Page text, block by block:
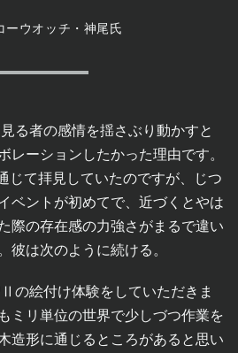
ーウオッチ・神尾氏
る者の感情を揺さぶり動かすと
レーションしたかった理由です。
じて拝見していたのですが、じつ
ベントが初めてで、近づくとやは
際の存在感の力強さがまるで違い
彼は次のように続ける。
の絵付け体験をしていただきま
ミリ単位の世界で少しづつ作業を
造形に通じるところがあると思い